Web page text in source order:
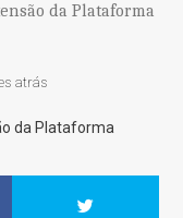
da Plataforma
atrás
da Plataforma